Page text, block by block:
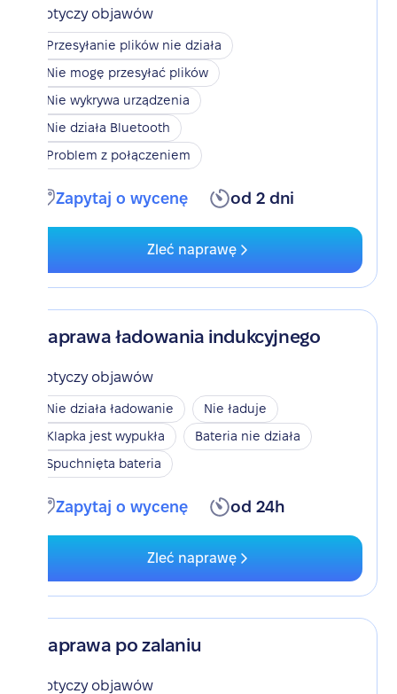
Dotyczy objawów
Przesyłanie plików nie działa
Nie mogę przesyłać plików
Nie wykrywa urządzenia
Nie działa Bluetooth
Problem z połączeniem
Zapytaj o wycenę od 2 dni
Zleć naprawę
Naprawa ładowania indukcyjnego
Dotyczy objawów
Nie działa ładowanie
Nie ładuje
Klapka jest wypukła
Bateria nie działa
Spuchnięta bateria
Zapytaj o wycenę od 24h
Zleć naprawę
Naprawa po zalaniu
Dotyczy objawów